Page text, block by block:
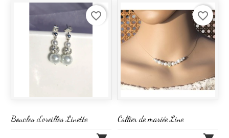
Boucles d'oreilles Linette
favorite_border
Collier de mariée Line
favorite_border